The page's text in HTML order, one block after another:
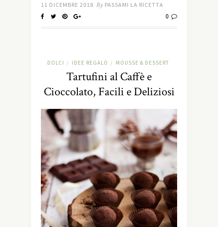
11 DICEMBRE 2018 By PASSAMI LA RICETTA
0
DOLCI / IDEE REGALO / MOUSSE & DESSERT
Tartufini al Caffè e
Cioccolato, Facili e Deliziosi